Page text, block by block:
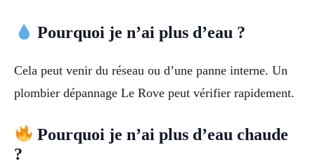
Pourquoi je n’ai plus d’eau ?
Cela peut venir du réseau ou d’une panne interne. Un
plombier dépannage Le Rove peut vérifier rapidement.
Pourquoi je n’ai plus d’eau chaude
?